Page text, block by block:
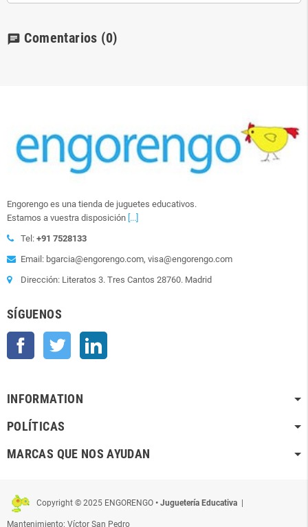
chat Comentarios (0)
Engorengo es una tienda de juguetes educativos.
Estamos a vuestra disposición [...]
Tel: +91 7528133
Email: bgarcia@engorengo.com, visa@engorengo.com
Dirección: Literatos 3. Tres Cantos 28760. Madrid
SÍGUENOS
Facebook Twitter
INFORMATION
POLÍTICAS
MARCAS QUE NOS AYUDAN
Copyright © 2025 ENGORENGO • Juguetería Educativa
Mantenimiento: Víctor San Pedro